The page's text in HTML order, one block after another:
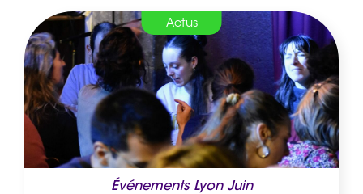
Actus
Événements Lyon Juin